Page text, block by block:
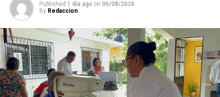
Asimismo, anuncia que ese día autoridades comunitarias
realizarán recorridos para fotografiar a los perros que
permanezcan en las calles, solicitar información a
vecinos para identificar a sus dueños y, posteriormente,
citarlos al palacio de la comunidad, donde incluso
podrían hacerse acreedores a una multa.
Published 1 día ago on 06/08/2026
By Redaccion